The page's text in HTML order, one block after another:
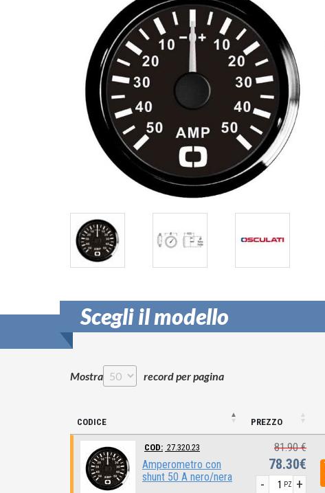
Scegli il modello
Mostra record per pagina
CODICE PREZZO
COD: 27.320.23
Amperometro con
shunt 50 A nero/nera
81.90 €
78.30€
+
- PZ